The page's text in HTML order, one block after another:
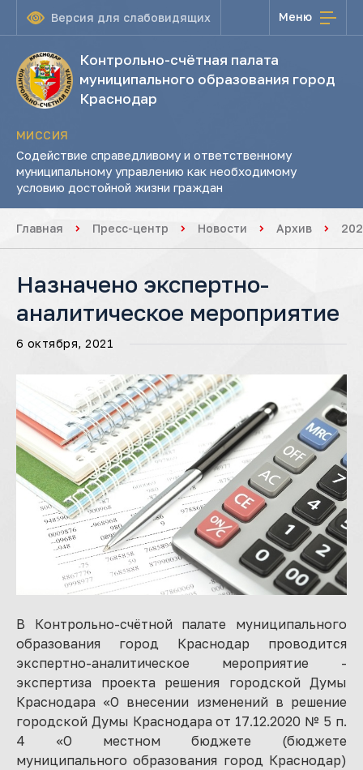
Версия для слабовидящих Меню
Контрольно-счётная палата
муниципального образования город
Краснодар
МИССИЯ
Содействие справедливому и ответственному
муниципальному управлению как необходимому
условию достойной жизни граждан
Главная Пресс-центр Новости Архив
Назначено экспертно-
аналитическое мероприятие
6 октября, 2021
В Контрольно-счётной палате муниципального
образования город Краснодар проводится
экспертно-аналитическое мероприятие -
экспертиза проекта решения городской Думы
Краснодара «О внесении изменений в решение
городской Думы Краснодара от 17.12.2020 № 5 п.
4 «О местном бюджете (бюджете
муниципального образования город Краснодар)